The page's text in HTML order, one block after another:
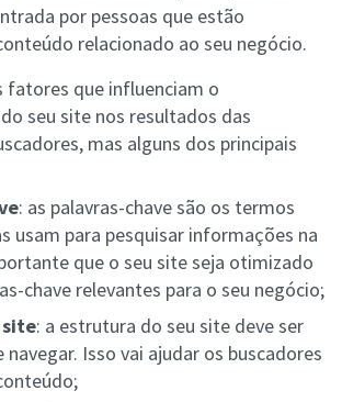
por pessoas que estão
relacionado ao seu negócio.
fatores que influenciam o
seu site nos resultados das
mas alguns dos principais
: as palavras-chave são os termos
usam para pesquisar informações na
que o seu site seja otimizado
chave relevantes para o seu negócio;
: a estrutura do seu site deve ser
navegar. Isso vai ajudar os buscadores